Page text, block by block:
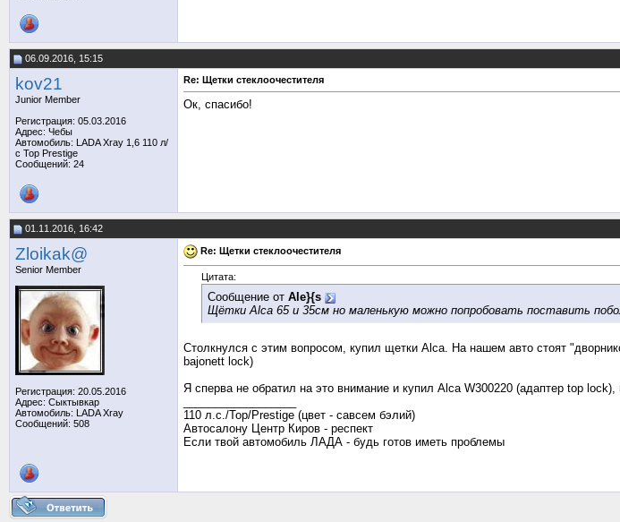
06.09.2016, 15:15
kov21
Junior Member
Регистрация: 05.03.2016
Адрес: Чебы
Автомобиль: LADA Xray 1,6 110 л/
с Top Prestige
Сообщений: 24
Re: Щетки стеклоочестителя
Ок, спасибо!
01.11.2016, 16:42
Zloikak@
Senior Member
Регистрация: 20.05.2016
Адрес: Сыктывкар
Автомобиль: LADA Xray
Сообщений: 508
Re: Щетки стеклоочестителя
Цитата:
Сообщение от Ale}{s
Щётки Alca 65 и 35см но маленькую можно попробовать поставить
Столкнулся с этим вопросом, купил щетки Alca. На нашем авто стоят
bajonett lock)
Я сперва не обратил на это внимание и купил Alca W300220 (адаптер top
110 л.с./Top/Prestige (цвет - савсем бэлий)
Автосалону Центр Киров - респект
Если твой автомобиль ЛАДА - будь готов иметь проблемы